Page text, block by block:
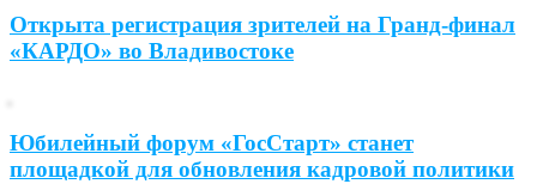
Открыта регистрация зрителей на Гранд-финал
«КАРДО» во Владивостоке
Юбилейный форум «ГосСтарт» станет
площадкой для обновления кадровой политики